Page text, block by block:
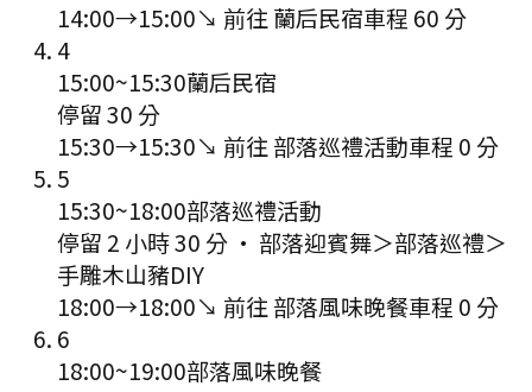
14:00→15:00↘ 前往 蘭后民宿車程 60 分
4
15:00~15:30蘭后民宿
停留 30 分
15:30→15:30↘ 前往 部落巡禮活動車程 0 分
5
15:30~18:00部落巡禮活動
停留 2 小時 30 分 · 部落迎賓舞＞部落巡禮＞
手雕木山豬DIY
18:00→18:00↘ 前往 部落風味晚餐車程 0 分
6
18:00~19:00部落風味晚餐